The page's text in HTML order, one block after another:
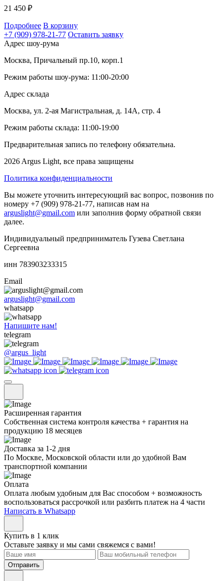
21 450 ₽
Подробнее В корзину
+7 (909) 978-21-77 Оставить заявку
Адрес шоу-рума
Москва, Причальный пр.10, корп.1
Режим работы шоу-рума: 11:00-20:00
Адрес склада
Москва, ул. 2-ая Магистральная, д. 14А, стр. 4
Режим работы склада: 11:00-19:00
Предварительная запись по телефону обязательна.
2026 Argus Light, все права защищены
Политика конфиденциальности
Вы можете уточнить интересующий вас вопрос, позвонив по
номеру +7 (909) 978-21-77, написав нам на
arguslight@gmail.com или заполнив форму обратной связи
далее.
Индивидуальный предприниматель Гузева Светлана
Сергеевна
инн 783903233315
Email
arguslight@gmail.com
whatsapp
Напишите нам!
telegram
@argus_light
Расширенная гарантия
Собственная система контроля качества + гарантия на
продукцию 18 месяцев
Доставка за 1-2 дня
По Москве, Московской области или до удобной Вам
транспортной компании
Оплата
Оплата любым удобным для Вас способом + возможность
воспользоваться рассрочкой или разбить платеж на 4 части
Написать в Whatsapp
Купить в 1 клик
Оставьте заявку и мы сами свяжемся с вами!
Отправить